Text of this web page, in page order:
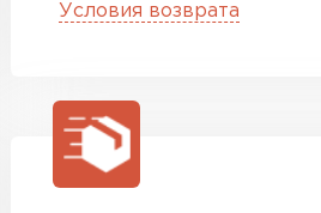
Условия возврата